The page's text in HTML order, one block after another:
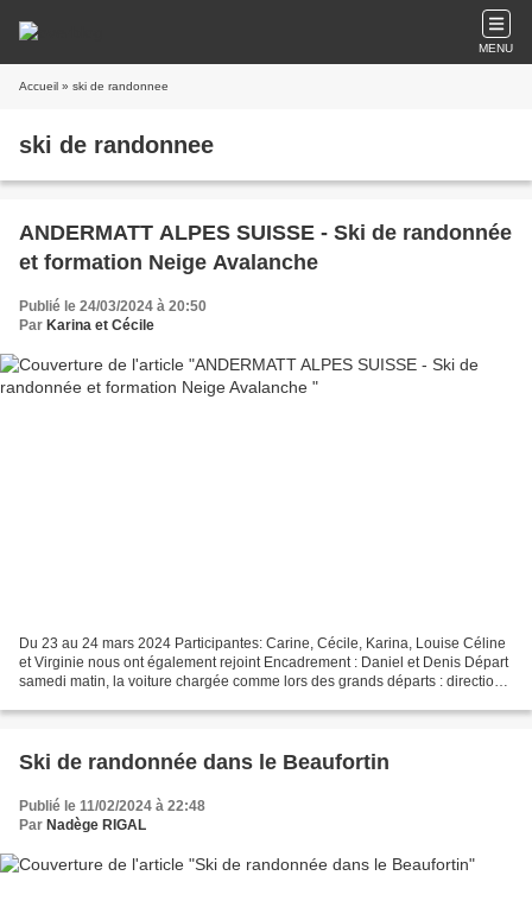
MENU
Accueil » ski de randonnee
ski de randonnee
ANDERMATT ALPES SUISSE - Ski de randonnée
et formation Neige Avalanche
Publié le 24/03/2024 à 20:50
Par Karina et Cécile
Du 23 au 24 mars 2024 Participantes: Carine, Cécile, Karina, Louise Céline
et Virginie nous ont également rejoint Encadrement : Daniel et Denis Départ
samedi matin, la voiture chargée comme lors des grands départs : direction
Ski de randonnée dans le Beaufortin
Publié le 11/02/2024 à 22:48
Par Nadège RIGAL